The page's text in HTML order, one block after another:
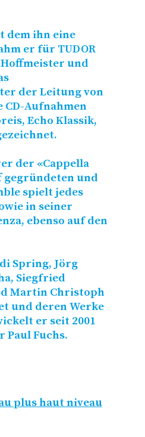
dem ihn eine
er für TUDOR
und
der Leitung von
Aufnahmen
Echo Klassik,
der «Cappella
gegründeten und
spielt jedes
in seiner
ebenso auf den
Spring, Jörg
Siegfried
Martin Christoph
und deren Werke
er seit 2001
Paul Fuchs.
plus haut niveau